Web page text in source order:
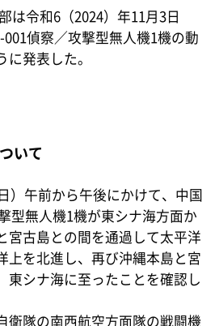
は令和6（2024）年11月3日
001偵察／攻撃型無人機1機の動
発表した。
いて
）午前から午後にかけて、中国
型無人機1機が東シナ海方面か
宮古島との間を通過して太平洋
上を北進し、再び沖縄本島と宮
東シナ海に至ったことを確認し
衛隊の南西航空方面隊の戦闘機